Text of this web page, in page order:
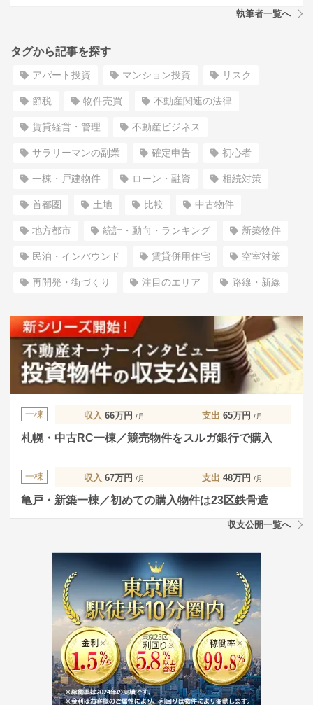
執筆者一覧へ
タグから記事を探す
アパート投資 マンション投資 リスク
節税 物件売買 不動産関連の法律
賃貸経営・管理 不動産ビジネス
サラリーマンの副業 確定申告 初心者
一棟・戸建物件 ローン・融資 相続対策
首都圏 土地 比較 中古物件
地方都市 統計・動向・ランキング 新築物件
民泊・インバウンド 賃貸併用住宅 空室対策
再開発・街づくり 注目のエリア 路線・新線
一棟 収入 66万円 /月 支出 65万円 /月
札幌・中古RC一棟／競売物件をスルガ銀行で購入
一棟 収入 67万円 /月 支出 48万円 /月
亀戸・新築一棟／初めての購入物件は23区鉄骨造
収支公開一覧へ